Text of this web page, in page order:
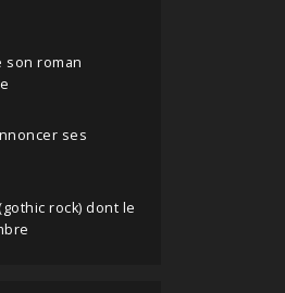
son roman
ses
rock) dont le